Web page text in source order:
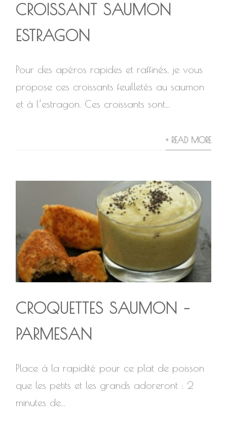
CROISSANT SAUMON
ESTRAGON
Pour des apéros rapides et raffinés, je vous
propose ces croissants feuilletés au saumon
et à l’estragon. Ces croissants sont...
+ READ MORE
CROQUETTES SAUMON –
PARMESAN
Place à la rapidité pour ce plat de poisson
que les petits et les grands adoreront : 2
minutes de...